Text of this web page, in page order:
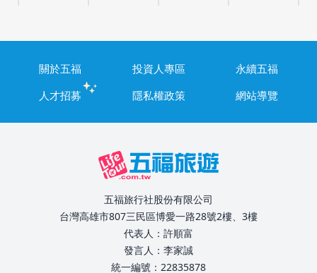
關於五福 投資人專區
永續五福
人才招募
隱私權政策 網站導覽
五福旅行社股份有限公司
台灣高雄市807三民區博愛一路28號2樓、3樓
代表人：許順富
發言人：李家誠
統一編號：22835878